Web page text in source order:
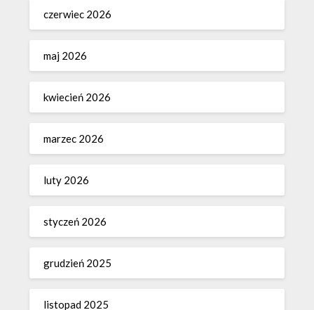
czerwiec 2026
maj 2026
kwiecień 2026
marzec 2026
luty 2026
styczeń 2026
grudzień 2025
listopad 2025